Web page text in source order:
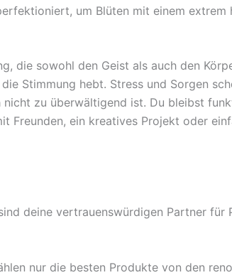
um Blüten mit einem extrem
die sowohl den Geist als auch den
Stimmung hebt. Stress und Sorgen
zu überwältigend ist. Du bleibst
ein kreatives Projekt oder
deine vertrauenswürdigen Partner
nur die besten Produkte von den